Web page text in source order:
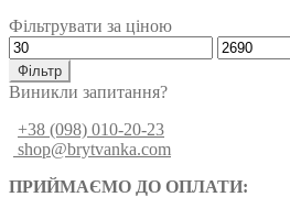
Фільтрувати за ціною
Мінімальна
ціна
Найбільша
ціна
Фільтр
Виникли запитання?
+38 (098) 010-20-23
shop@brytvanka.com
ПРИЙМАЄМО ДО ОПЛАТИ: